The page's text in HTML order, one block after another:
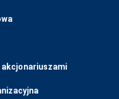
akcjonariuszami